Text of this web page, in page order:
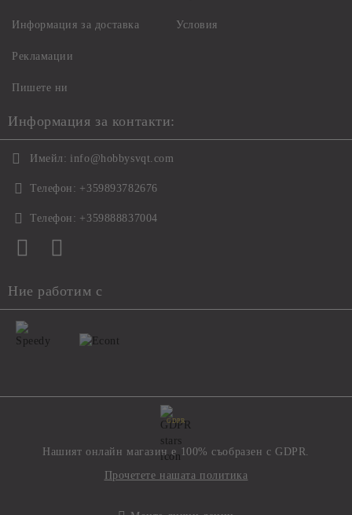
Информация за доставка
Рекламации
Пишете ни
Условия
Информация за контакти:
Имейл: info@hobbysvqt.com
Телефон: +359893782676
Телефон: +359888837004
Ние работим с
GDPR
Нашият онлайн магазин е 100% съобразен с GDPR.
Прочетете нашата политика